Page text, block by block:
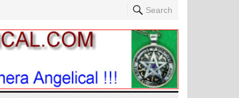
Search